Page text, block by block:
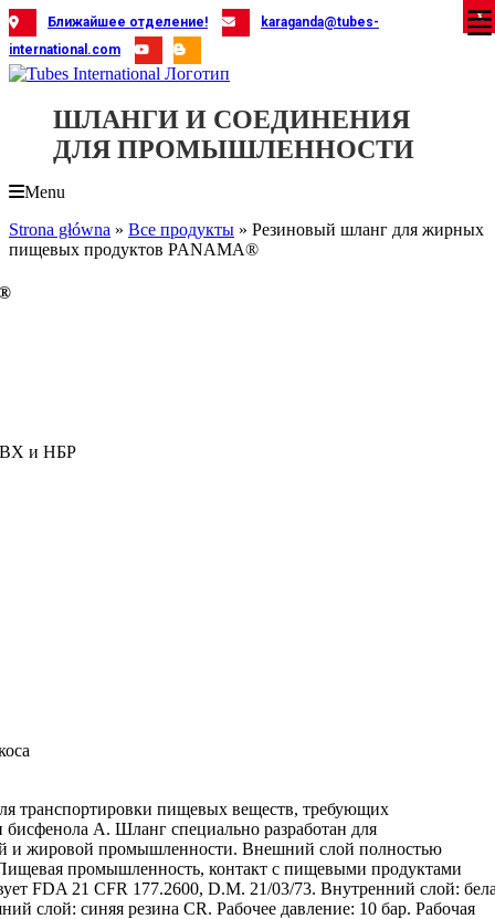
Skip
to
content
Ближайшее отделение!
karaganda@tubes-
international.com
ШЛАНГИ И СОЕДИНЕНИЯ
ДЛЯ ПРОМЫШЛЕННОСТИ
Menu
Strona główna » Все продукты » Резиновый шланг для жирных
пищевых продуктов PANAMA®
и НБР
транспортировки пищевых веществ, требующих
бисфенола А. Шланг специально разработан для
и жировой промышленности. Внешний слой полностью
промышленность, контакт с пищевыми продуктами
FDA 21 CFR 177.2600, D.M. 21/03/73. Внутренний слой:
слой: синяя резина CR. Рабочее давление: 10 бар. Рабочая
X
X
X
X
X
X
X
X
X
X
X
X
X
X
X
X
X
X
X